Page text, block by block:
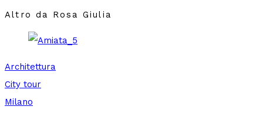
Altro da Rosa Giulia
Architettura
City tour
Milano